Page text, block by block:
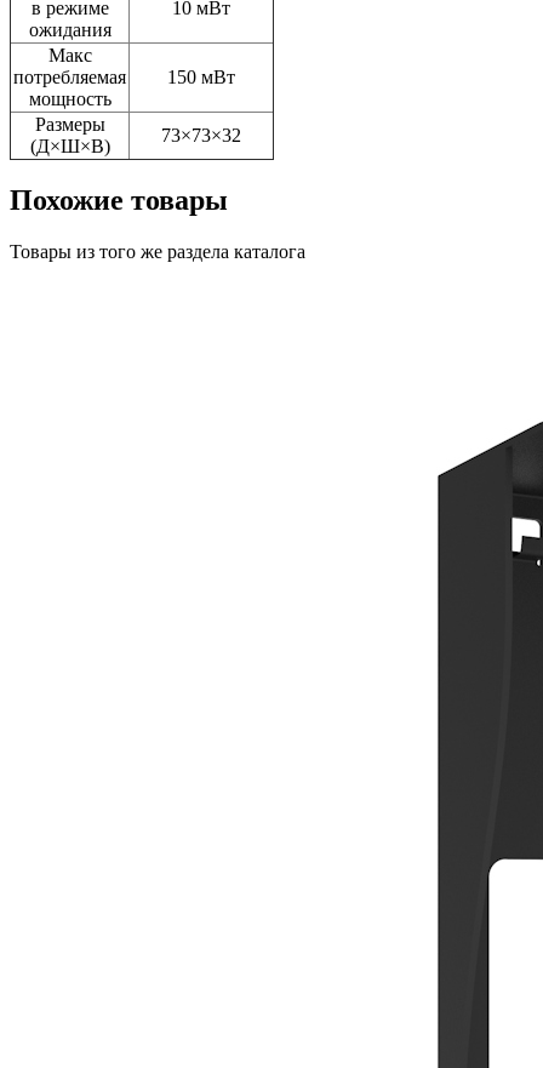
в режиме
ожидания
10 мВт
Макс
потребляемая
мощность
150 мВт
Размеры
(Д×Ш×В)
73×73×32
Похожие товары
Товары из того же раздела каталога